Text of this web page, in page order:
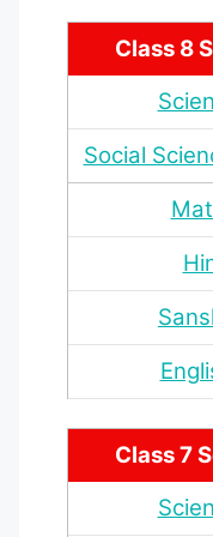
Class 8
Social
Class 7